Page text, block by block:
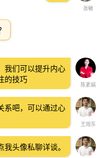
张敏
陈素娟
我们可以提升内心
的技巧
王旭东
系吧，可以通过心
我头像私聊详谈。